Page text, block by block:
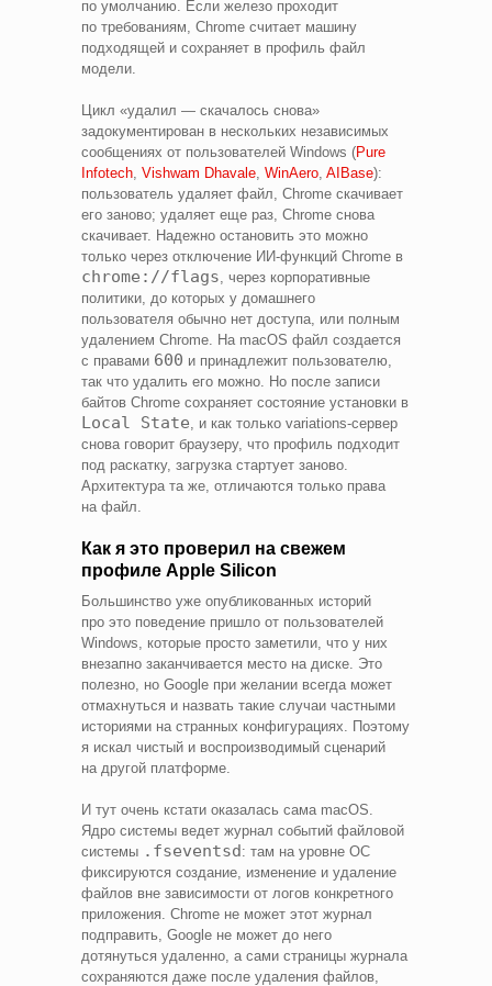
по умолчанию. Если железо проходит
по требованиям, Chrome считает машину
подходящей и сохраняет в профиль файл
модели.
Цикл «удалил — скачалось снова»
задокументирован в нескольких независимых
сообщениях от пользователей Windows (Pure
Infotech Vishwam Dhavale WinAero AIBase):
пользователь удаляет файл, Chrome скачивает
его заново; удаляет еще раз, Chrome снова
скачивает. Надежно остановить это можно
только через отключение ИИ‑функций Chrome в
chrome://flags , через корпоративные
политики, до которых у домашнего
пользователя обычно нет доступа, или полным
удалением Chrome. На macOS файл создается
с правами 600 и принадлежит пользователю,
так что удалить его можно. Но после записи
байтов Chrome сохраняет состояние установки в
Local State , и как только variations‑сервер
снова говорит браузеру, что профиль подходит
под раскатку, загрузка стартует заново.
Архитектура та же, отличаются только права
на файл.
Как я это проверил на свежем
профиле Apple Silicon
Большинство уже опубликованных историй
про это поведение пришло от пользователей
Windows, которые просто заметили, что у них
внезапно заканчивается место на диске. Это
полезно, но Google при желании всегда может
отмахнуться и назвать такие случаи частными
историями на странных конфигурациях. Поэтому
я искал чистый и воспроизводимый сценарий
на другой платформе.
И тут очень кстати оказалась сама macOS.
Ядро системы ведет журнал событий файловой
системы .fseventsd: там на уровне ОС
фиксируются создание, изменение и удаление
файлов вне зависимости от логов конкретного
приложения. Chrome не может этот журнал
подправить, Google не может до него
дотянуться удаленно, а сами страницы журнала
сохраняются даже после удаления файлов,